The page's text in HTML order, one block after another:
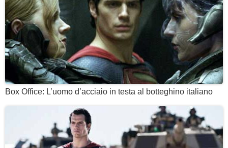
Box Office: L’uomo d’acciaio in testa al botteghino italiano